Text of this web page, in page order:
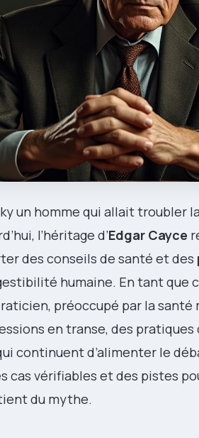
un homme qui allait troubler
l’héritage d’Edgar Cayce
des conseils de santé et des
humaine. En tant
préoccupé par la santé
en transe, des pratiques
continuent d’alimenter le
vérifiables et des pistes
du mythe.